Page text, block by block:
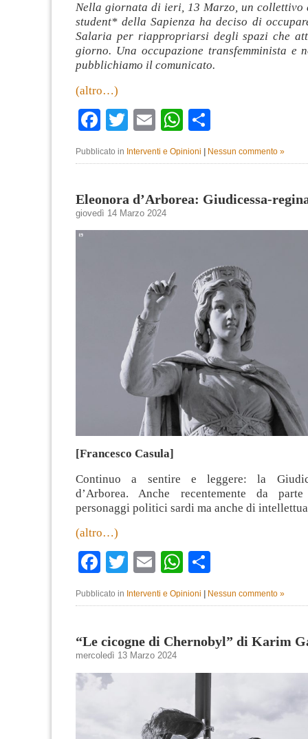
Nella giornata di ieri, 13 Marzo, un collettivo
student* della Sapienza ha deciso di
Salaria per riappropriarsi degli spazi che
giorno. Una occupazione transfemminista e
pubblichiamo il comunicato.
(altro…)
Facebook
TwitterEmailWhatsApp
Pubblicato in Interventi e Opinioni | Nessun commento »
Eleonora d’Arborea: Giudicessa-
giovedì 14 Marzo 2024
[Francesco Casula]
Continuo a sentire e leggere: la
d’Arborea. Anche recentemente da
personaggi politici sardi ma anche di
(altro…)
Facebook
TwitterEmailWhatsApp
Pubblicato in Interventi e Opinioni Nessun commento »
“Le cicogne di Chernobyl” di Karim
mercoledì 13 Marzo 2024